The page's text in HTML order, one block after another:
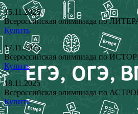
15.11.2025
Всероссийская олимпиада по
Купить
17.11.2025
Всероссийская олимпиада по
Купить
18.11.2025
Всероссийская олимпиада по
Купить